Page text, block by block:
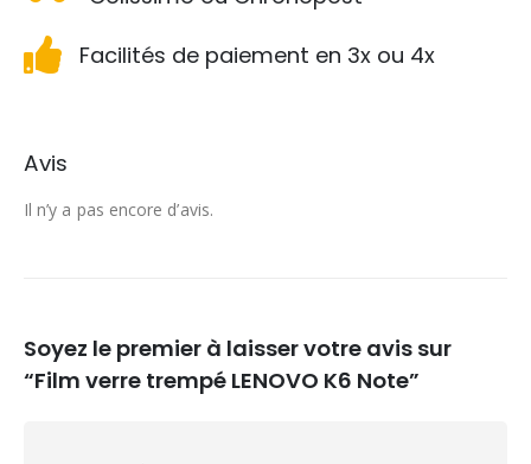
Facilités de paiement en 3x ou 4x
Avis
Il n’y a pas encore d’avis.
Soyez le premier à laisser votre avis sur
“Film verre trempé LENOVO K6 Note”